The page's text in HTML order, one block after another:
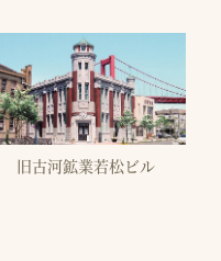
旧古河鉱業若松ビル